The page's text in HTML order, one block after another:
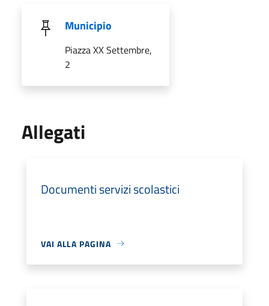
Municipio
Piazza XX Settembre,
2
Allegati
Documenti servizi scolastici
VAI ALLA PAGINA